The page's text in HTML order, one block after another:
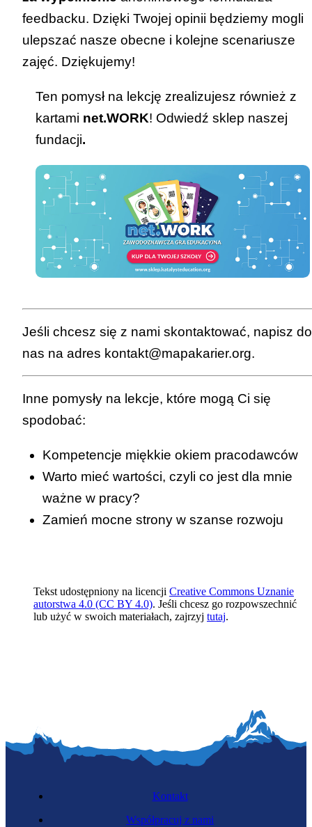
feedbacku. Dzięki Twojej opinii będziemy mogli
ulepszać nasze obecne i kolejne scenariusze
zajęć. Dziękujemy!
Ten pomysł na lekcję zrealizujesz również z
kartami net.WORK! Odwiedźsklep naszej
fundacji.
Jeśli chcesz się z nami skontaktować, napisz do
nas na adres kontakt@mapakarier.org.
Inne pomysły na lekcje, które mogą Ci się
spodobać:
Kompetencje miękkie okiem pracodawców
Warto mieć wartości, czyli co jest dla mnie
ważne w pracy?
Zamień mocne strony w szanse rozwoju
Tekst udostępniony na licencji Creative Commons Uznanie
autorstwa 4.0 (CC BY 4.0). Jeśli chcesz go rozpowszechnić
lub użyć w swoich materiałach, zajrzyj tutaj.
Kontakt
Współpracuj z nami